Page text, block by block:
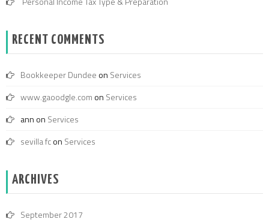
RECENT COMMENTS
Bookkeeper Dundeeon Services
www.gaoodgle.comon Services
annon Services
sevilla fcon Services
ARCHIVES
September 2017